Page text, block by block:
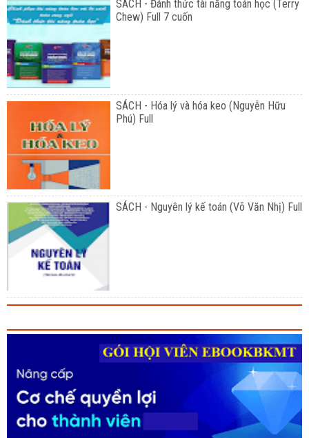
SÁCH - Đánh thức tài năng toán học (Terry
Chew) Full 7 cuốn
SÁCH - Hóa lý và hóa keo (Nguyễn Hữu
Phú) Full
SÁCH - Nguyên lý kế toán (Võ Văn Nhị) Full